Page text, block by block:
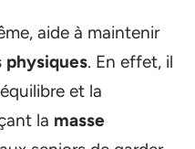
aide à maintenir
physiques. En effet, il
et la
la masse